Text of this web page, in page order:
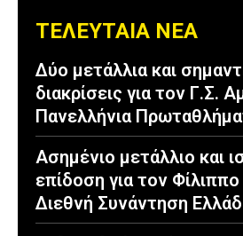
ΤΕΛΕΥΤΑΙΑ ΝΕΑ
Δύο μετάλλια και
διακρίσεις για τον Γ.Σ.
Πανελλήνια
Ασημένιο μετάλλιο και
επίδοση για τον
Διεθνή Συνάντηση